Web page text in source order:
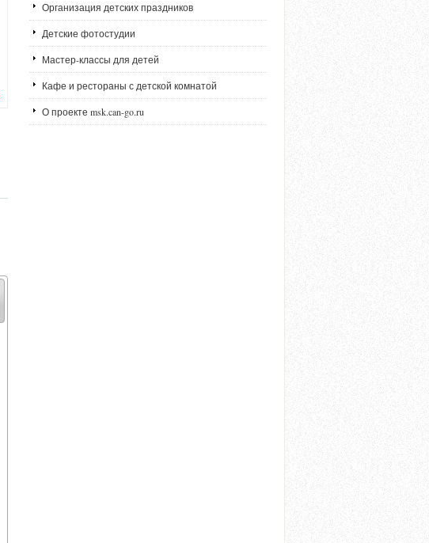
Организация детских праздников
Детские фотостудии
Мастер-классы для детей
Кафе и рестораны с детской комнатой
О проекте msk.can-go.ru